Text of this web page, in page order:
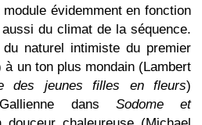
évidemment en fonction
du climat de la séquence.
naturel intimiste du premier
un ton plus mondain (Lambert
des jeunes filles en fleurs)
dans Sodome et